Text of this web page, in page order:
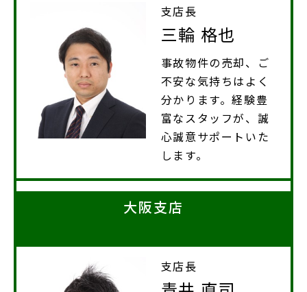
支店長
三輪 格也
事故物件の売却、ご
不安な気持ちはよく
分かります。経験豊
富なスタッフが、誠
心誠意サポートいた
します。
大阪支店
支店長